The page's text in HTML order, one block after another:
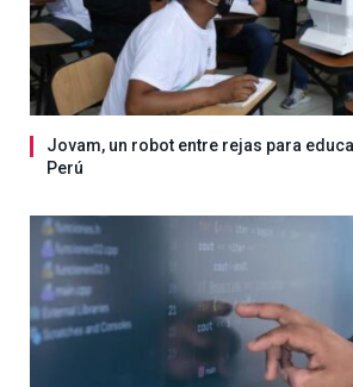
Jovam, un robot entre rejas para
Perú